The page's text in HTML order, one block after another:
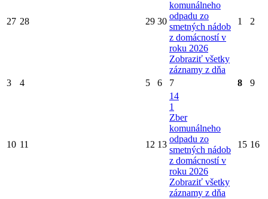
27 28 29 30
komunálneho
odpadu zo
smetných nádob
z domácností v
roku 2026
Zobraziť všetky
záznamy z dňa
1 2
3 4 5 6 7 8 9
10 11 12 13
14
1
Zber
komunálneho
odpadu zo
smetných nádob
z domácností v
roku 2026
Zobraziť všetky
záznamy z dňa
15 16